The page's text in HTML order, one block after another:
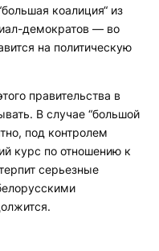
коалиция“ из
демократов — во
на политическую
правительства в
В случае “большой
под контролем
курс по отношению к
серьезные